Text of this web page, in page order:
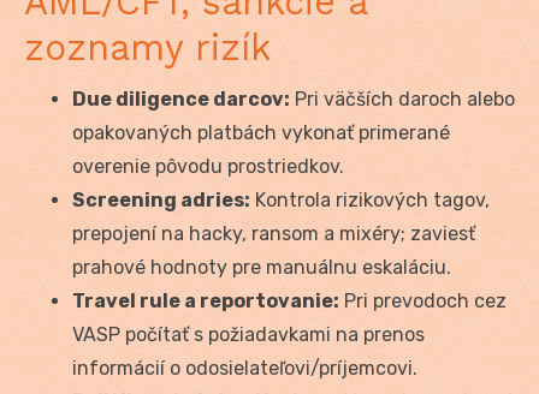
zoznamy rizík
Due diligence darcov: Pri väčších daroch alebo
opakovaných platbách vykonať primerané
overenie pôvodu prostriedkov.
Screening adries: Kontrola rizikových tagov,
prepojení na hacky, ransom a mixéry; zaviesť
prahové hodnoty pre manuálnu eskaláciu.
Travel rule a reportovanie: Pri prevodoch cez
VASP počítať s požiadavkami na prenos
informácií o odosielateľovi/príjemcovi.